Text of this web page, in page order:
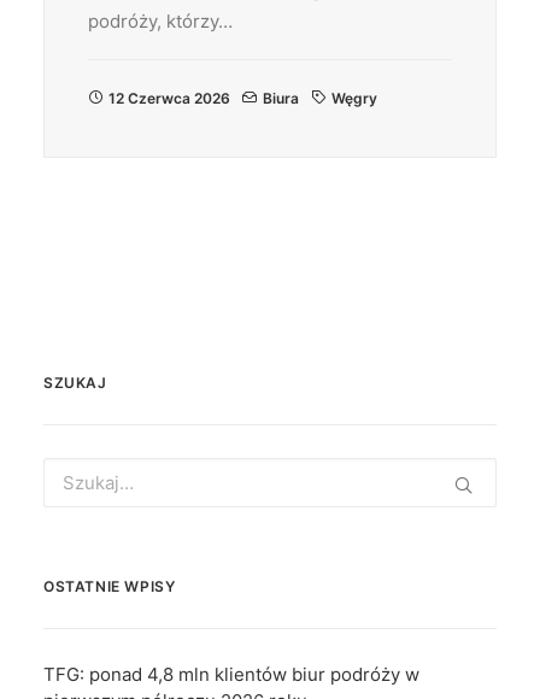
podróży, którzy…
12 Czerwca 2026 Biura Węgry
SZUKAJ
for:
OSTATNIE WPISY
TFG: ponad 4,8 mln klientów biur podróży w